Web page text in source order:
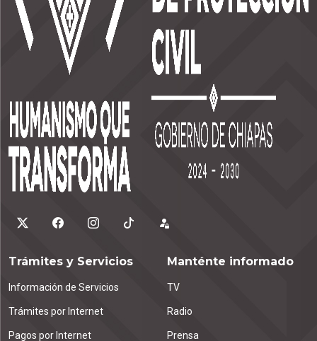
Trámites y Servicios
Información de Servicios
Trámites por Internet
Pagos por Internet
Manténte informado
TV
Radio
Prensa